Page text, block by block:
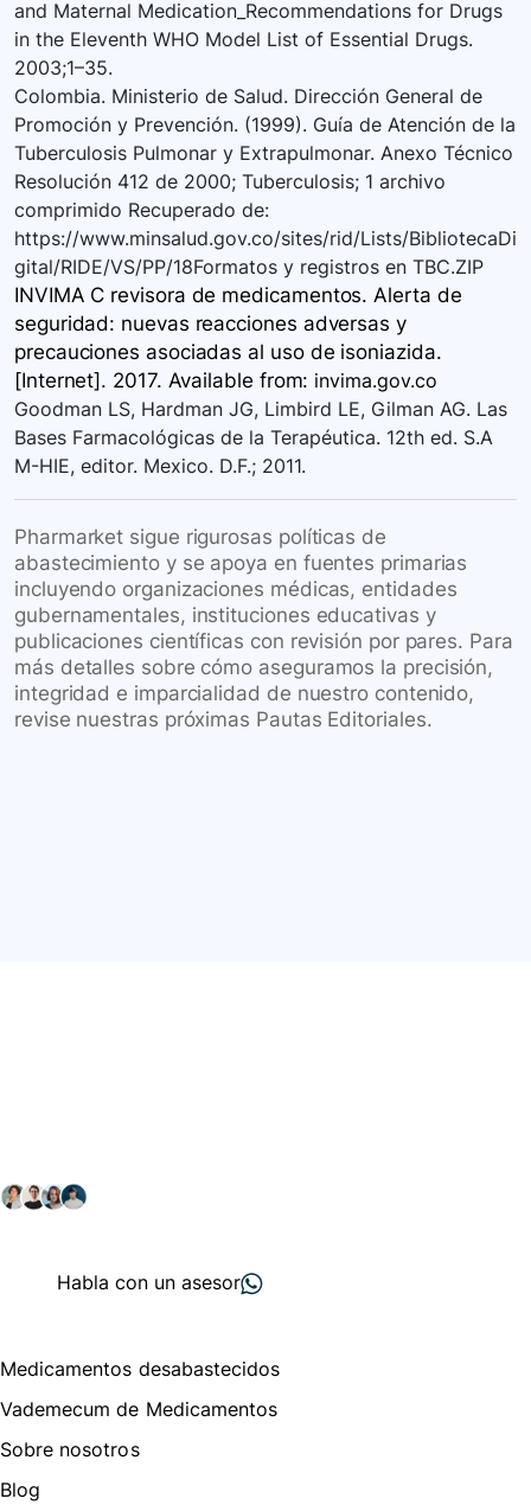
and Maternal Medication_Recommendations for Drugs
in the Eleventh WHO Model List of Essential Drugs.
2003;1–35.
Colombia. Ministerio de Salud. Dirección General de
Promoción y Prevención. (1999). Guía de Atención de la
Tuberculosis Pulmonar y Extrapulmonar. Anexo Técnico
Resolución 412 de 2000; Tuberculosis; 1 archivo
comprimido Recuperado de:
https://www.minsalud.gov.co/sites/rid/Lists/BibliotecaDi
gital/RIDE/VS/PP/18Formatos y registros en TBC.ZIP
INVIMA C revisora de medicamentos. Alerta de
seguridad: nuevas reacciones adversas y
precauciones asociadas al uso de isoniazida.
[Internet]. 2017. Available from: invima.gov.co
Goodman LS, Hardman JG, Limbird LE, Gilman AG. Las
Bases Farmacológicas de la Terapéutica. 12th ed. S.A
M-HIE, editor. Mexico. D.F.; 2011.
Pharmarket sigue rigurosas políticas de
abastecimiento y se apoya en fuentes primarias
incluyendo organizaciones médicas, entidades
gubernamentales, instituciones educativas y
publicaciones científicas con revisión por pares. Para
más detalles sobre cómo aseguramos la precisión,
integridad e imparcialidad de nuestro contenido,
revise nuestras próximas Pautas Editoriales.
Habla con un asesor
Medicamentos desabastecidos
Vademecum de Medicamentos
Sobre nosotros
Blog